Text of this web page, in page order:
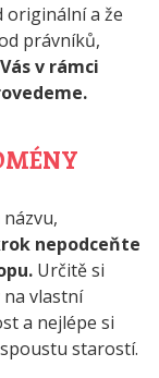
originální a že
právníků,
v rámci
nepodceňte
Určitě si
vlastní
a nejlépe si
starostí.